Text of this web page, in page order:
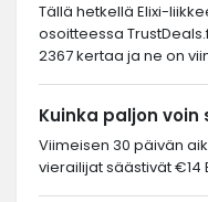
Tällä hetkellä Elixi-
osoitteessa
2367 kertaa ja ne on
Kuinka paljon
Viimeisen 30 päivän
vierailijat säästivät €14